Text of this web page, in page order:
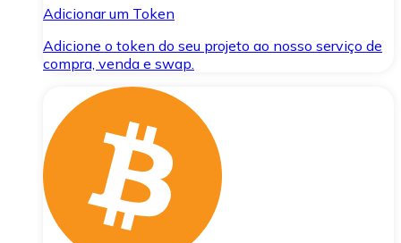
Adicionar um Token
Adicione o token do seu projeto ao nosso serviço de
compra, venda e swap.